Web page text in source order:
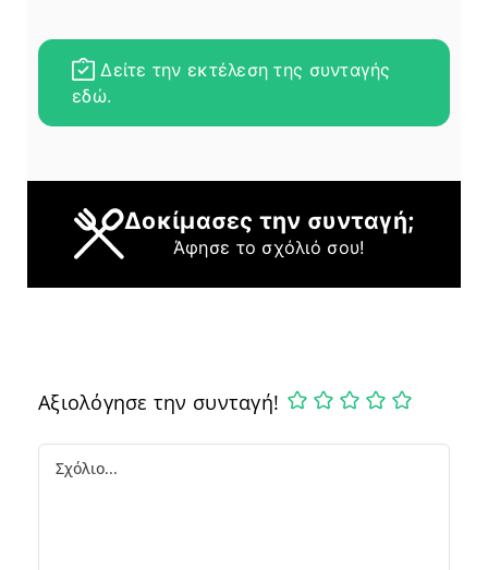
Δείτε την εκτέλεση της συνταγής
εδώ.
Δοκίμασες την συνταγή;
Άφησε το σχόλιό σου!
Αξιολόγησε την συνταγή!
Comment